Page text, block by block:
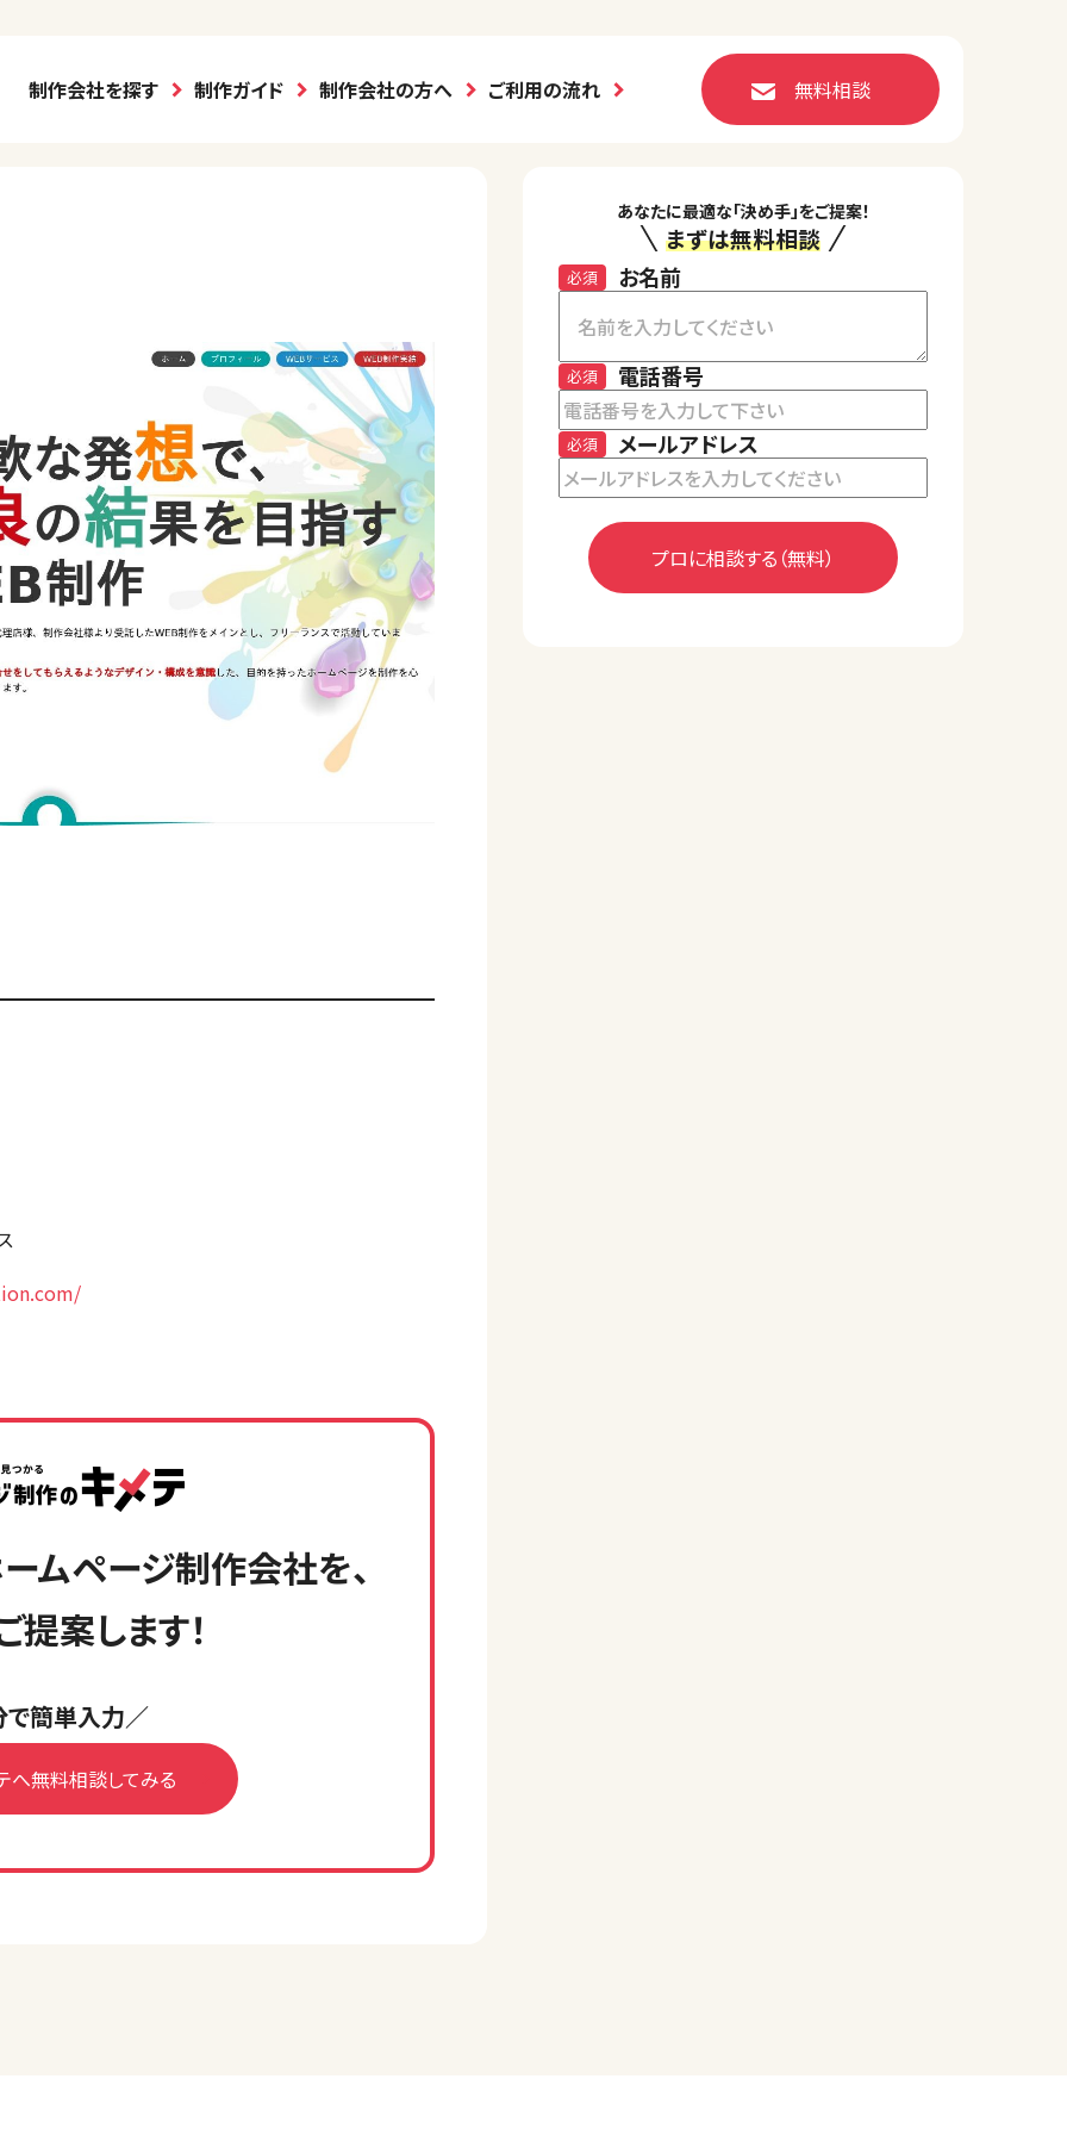
制作会社を探す 制作ガイド 制作会社の方へ ご利用の流れ 無料相談
ムページ制作会社を、
提案します！
簡単入力／
へ無料相談してみる
あなたに最適な「決め手」をご提案！
まずは無料相談
お名前
必須
電話番号
必須
メールアドレス
必須